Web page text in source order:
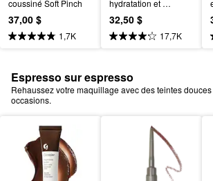
coussiné Soft Pinch
37,00 $
1,7K
hydratation et
brillance nourrissante
32,50 $
17,7K
Espresso sur espresso
Rehaussez votre maquillage avec des teintes
occasions.